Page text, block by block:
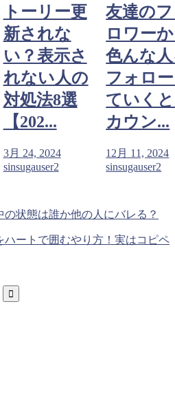
トーリー更
新されな
い？表示さ
れない人の
対処法8選
【202...
3月 24, 2024
sinsugauser2
友達の
ロワー
色んな
フォロ
ていく
カウン...
12月 11, 2024
sinsugauser2
の状態は誰か他の人にバレる？
ハートで囲むやり方！実はコピペ